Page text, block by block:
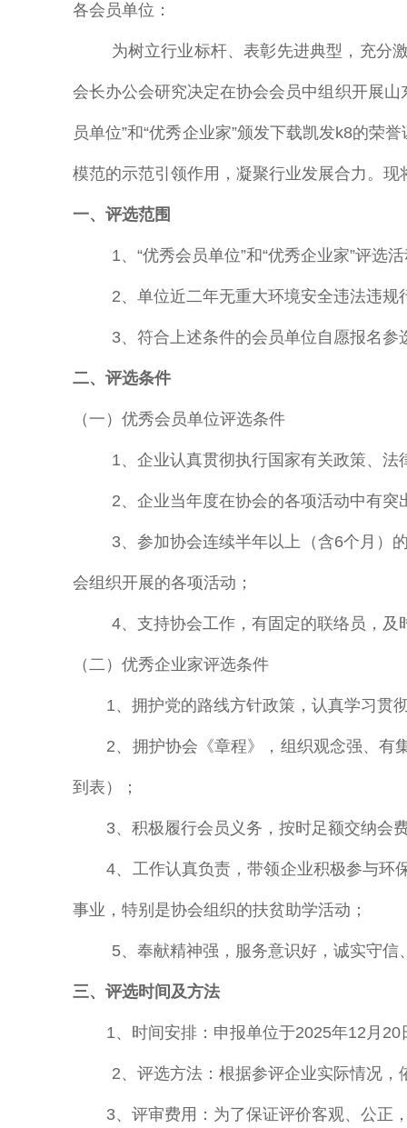
各会员单位：
为树立行业标杆、表彰先进典型，充分
会长办公会研究决定在协会会员中组织开展
员单位”和“优秀企业家”颁发下载凯发k8的荣
模范的示范引领作用，凝聚行业发展合力。现
一、评选范围
1、“优秀会员单位”和“优秀企业家”评选
2、单位近二年无重大环境安全违法违规
3、符合上述条件的会员单位自愿报名参
二、评选条件
（一）优秀会员单位评选条件
1、企业认真贯彻执行国家有关政策、
2、企业当年度在协会的各项活动中有突
3、参加协会连续半年以上（含6个月）
会组织开展的各项活动；
4、支持协会工作，有固定的联络员，
（二）优秀企业家评选条件
1、拥护党的路线方针政策，认真学习贯
2、拥护协会《章程》，组织观念强、有
到表）；
3、积极履行会员义务，按时足额交纳会
4、工作认真负责，带领企业积极参与环
事业，特别是协会组织的扶贫助学活动；
5、奉献精神强，服务意识好，诚实守
三、评选时间及方法
1、时间安排：申报单位于2025年12月
2、评选方法：根据参评企业实际情况
3、评审费用：为了保证评价客观、公正